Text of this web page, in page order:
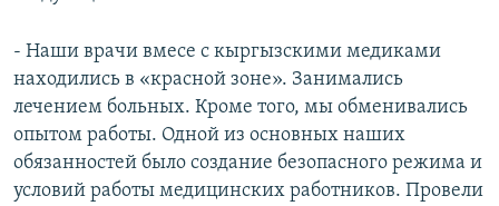
- Наши врачи вмесе с кыргызскими медиками
находились в «красной зоне». Занимались
лечением больных. Кроме того, мы обменивались
опытом работы. Одной из основных наших
обязанностей было создание безопасного режима и
условий работы медицинских работников. Провели